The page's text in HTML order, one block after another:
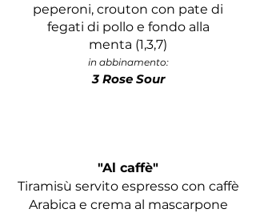
peperoni, crouton con pate di
fegati di pollo e fondo alla
menta (1,3,7)
in abbinamento:
3 Rose Sour
"Al caffè"
Tiramisù servito espresso con caffè
Arabica e crema al mascarpone